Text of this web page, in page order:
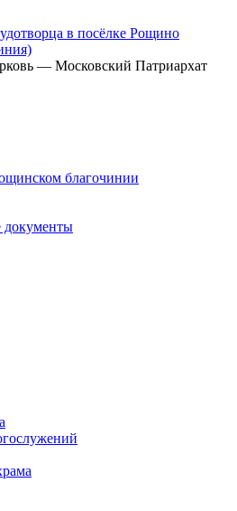
в посёлке Рощино
— Московский Патриархат
благочинии